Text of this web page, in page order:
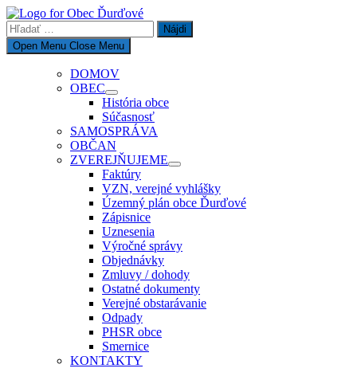
Skip
to
content
Hľadať:
Open Menu Close Menu
DOMOV
OBEC
Show
sub
menu
História obce
Súčasnosť
SAMOSPRÁVA
OBČAN
ZVEREJŇUJEME
Show
sub
menu
Faktúry
VZN, verejné vyhlášky
Územný plán obce Ďurďové
Zápisnice
Uznesenia
Výročné správy
Objednávky
Zmluvy / dohody
Ostatné dokumenty
Verejné obstarávanie
Odpady
PHSR obce
Smernice
KONTAKTY